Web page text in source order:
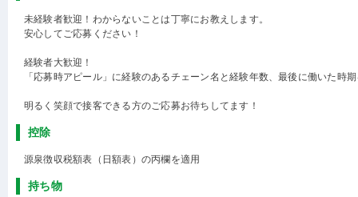
未経験者歓迎！わからないことは丁寧にお教えします。
安心してご応募ください！
経験者大歓迎！
「応募時アピール」に経験のあるチェーン名と経験年数、最後に働いた時
明るく笑顔で接客できる方のご応募お待ちしてます！
控除
源泉徴収税額表（日額表）の丙欄を適用
持ち物